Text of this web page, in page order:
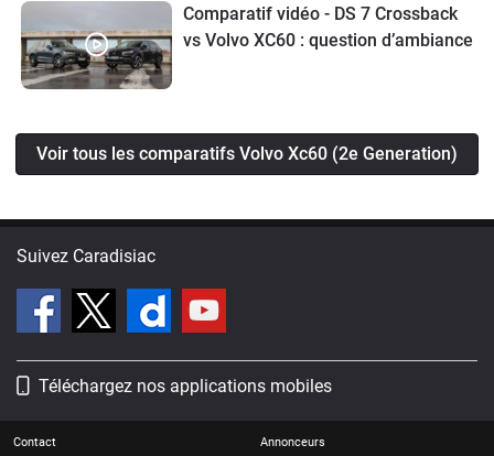
Comparatif vidéo - DS 7 Crossback
vs Volvo XC60 : question d’ambiance
Voir tous les comparatifs Volvo Xc60 (2e Generation)
Suivez Caradisiac
Téléchargez nos applications mobiles
Contact Annonceurs